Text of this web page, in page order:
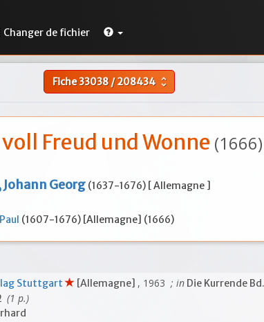
Changer de fichier
Fiche33038/208434 unfold_more
Freud und Wonne (1666)
Georg (1637-1676) [ Allemagne ]
(1607-1676) [Allemagne] (1666)
Stuttgart [Allemagne] , 1963 ; in Die Kurrende
(1 p.)